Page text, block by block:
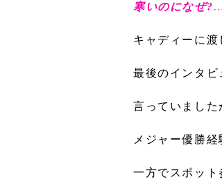
寒いのになぜ?
キャディーに渡
最後のインタビ
言っていました
メジャー優勝経
一方でスポット